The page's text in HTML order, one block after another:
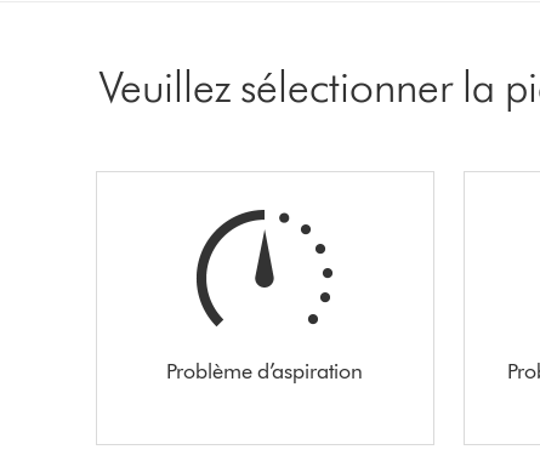
Veuillez sélectionner la
Problème d’aspiration